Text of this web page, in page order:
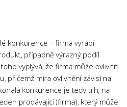
konkurence – firma vyrábí
případně výrazný podíl
vyplývá, že firma může ovlivnit
přičemž míra ovlivnění závisí na
konkurence je tedy trh, na
prodávající (firma), který může